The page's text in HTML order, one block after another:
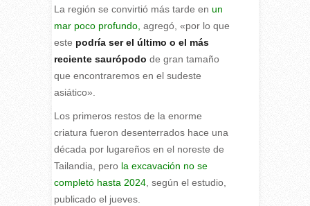
La región se convirtió más tarde en un
mar poco profundo, agregó, «por lo que
este podría ser el último o el más
reciente saurópodo de gran tamaño
que encontraremos en el sudeste
asiático».
Los primeros restos de la enorme
criatura fueron desenterrados hace una
década por lugareños en el noreste de
Tailandia, perola excavación no se
completó hasta 2024, según el estudio,
publicado el jueves.